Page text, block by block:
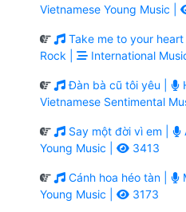
Vietnamese Young Music |
Take me to your heart
Rock |
International
Đàn bà cũ tôi yêu |
Vietnamese Sentimental
Say một đời vì em |
Young Music |
3413
Cánh hoa héo tàn |
Young Music |
3173